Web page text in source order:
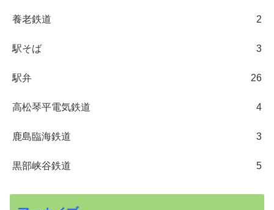
養老鉄道 2
駅そば 3
駅弁 26
高松琴平電気鉄道 4
鹿島臨海鉄道 3
黒部峡谷鉄道 5